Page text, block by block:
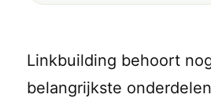
Linkbuilding behoort
belangrijkste